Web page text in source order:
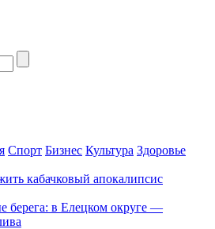
Спорт Бизнес Культура Здоровье
кабачковый апокалипсис
берега: в Елецком округе —